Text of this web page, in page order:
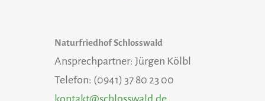
Naturfriedhof Schlosswald
Ansprechpartner: Jürgen Kölbl
Telefon: (0941) 37 80 23 00
kontakt@schlosswald.de